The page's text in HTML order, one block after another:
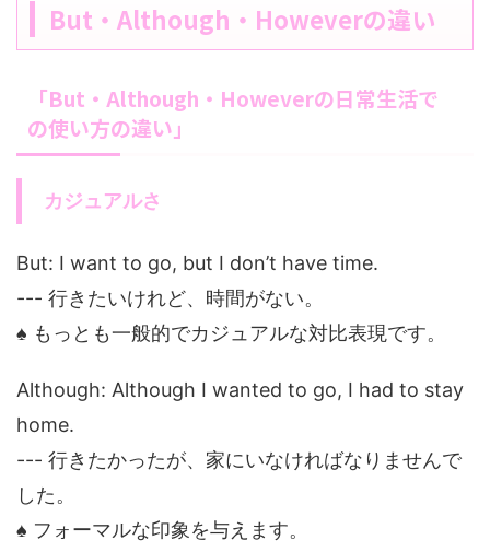
But・Although・Howeverの違い
「But・Although・Howeverの日常生活で
の使い方の違い」
カジュアルさ
But: I want to go, but I don’t have time.
--- 行きたいけれど、時間がない。
♠ もっとも一般的でカジュアルな対比表現です。
Although: Although I wanted to go, I had to stay
home.
--- 行きたかったが、家にいなければなりませんで
した。
♠ フォーマルな印象を与えます。